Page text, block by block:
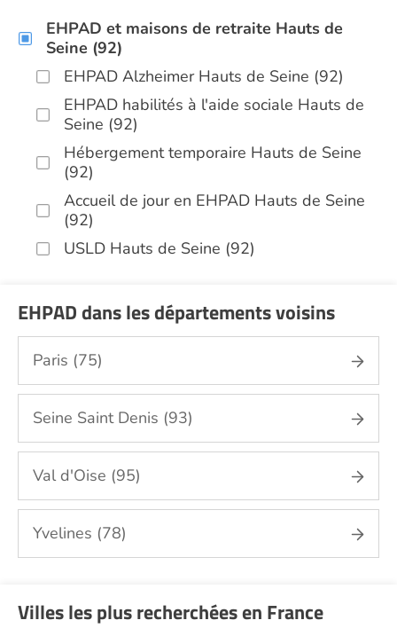
EHPAD et maisons de retraite Hauts de
Seine (92)
EHPAD Alzheimer Hauts de Seine (92)
EHPAD habilités à l'aide sociale Hauts de
Seine (92)
Hébergement temporaire Hauts de Seine
(92)
Accueil de jour en EHPAD Hauts de Seine
(92)
USLD Hauts de Seine (92)
EHPAD dans les départements voisins
Paris (75)
Seine Saint Denis (93)
Val d'Oise (95)
Yvelines (78)
Villes les plus recherchées en France